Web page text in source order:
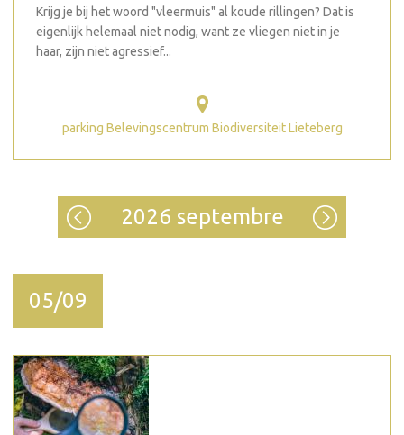
Krijg je bij het woord "vleermuis" al koude rillingen? Dat is
eigenlijk helemaal niet nodig, want ze vliegen niet in je
haar, zijn niet agressief...
parking Belevingscentrum Biodiversiteit Lieteberg
2026 septembre
05/09